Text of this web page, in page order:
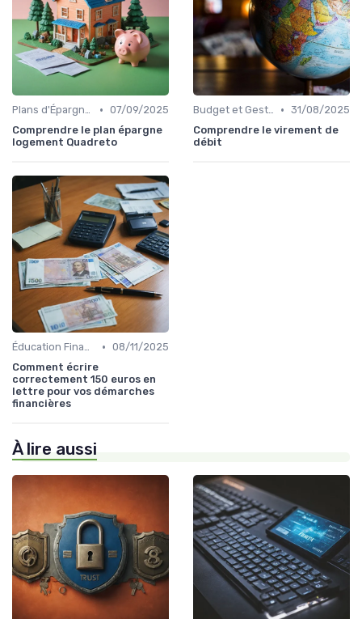
Plans d'Épargne et Assurance Vie • 07/09/2025
Comprendre le plan épargne
logement Quadreto
Budget et Gestion des Finances Personnelles • 31/08/2025
Comprendre le virement de
débit
Éducation Financière • 08/11/2025
Comment écrire
correctement 150 euros en
lettre pour vos démarches
financières
À lire aussi